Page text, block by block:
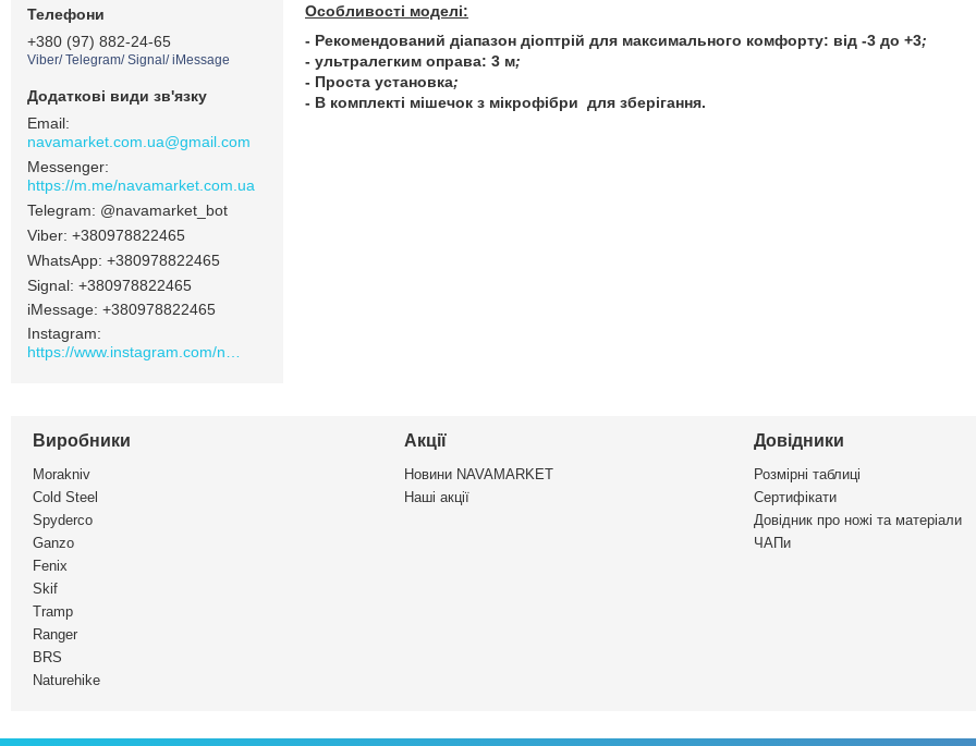
Особливості моделі:
- Рекомендований діапазон діоптрій для максимального комфорту: від -3 до +3;
- ультралегким оправа: 3 м;
- Проста установка;
- В комплекті мішечок з мікрофібри для зберігання.
+380 (97) 882-24-65
Viber/ Telegram/ Signal/ iMessage
navamarket.com.ua@gmail.com
https://m.me/navamarket.com.ua
@navamarket_bot
+380978822465
+380978822465
Signal +380978822465
iMessage +380978822465
Instagram
Виробники
Morakniv
Cold Steel
Spyderco
Ganzo
Fenix
Skif
Tramp
Ranger
BRS
Naturehike
Акції
Новини NAVAMARKET
Наші акції
Довідники
Розмірні таблиці
Сертифікати
Довідник про ножі та матеріали
ЧАПи